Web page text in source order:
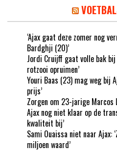
‘Ajax gaat deze zomer nog
Bardghji (20)’
Jordi Cruijff gaat volle bak bij
rotzooi opruimen’
Youri Baas (23) mag weg bij
prijs’
Zorgen om 23-jarige Marcos
Ajax nog niet klaar op de
kwaliteit bij’
Sami Ouaissa niet naar Ajax:
miljoen waard’